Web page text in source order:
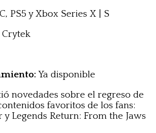
PS5 y Xbox Series X | S
Crytek
Ya disponible
novedades sobre el regreso de
favoritos de los fans:
Legends Return: From the Jaws